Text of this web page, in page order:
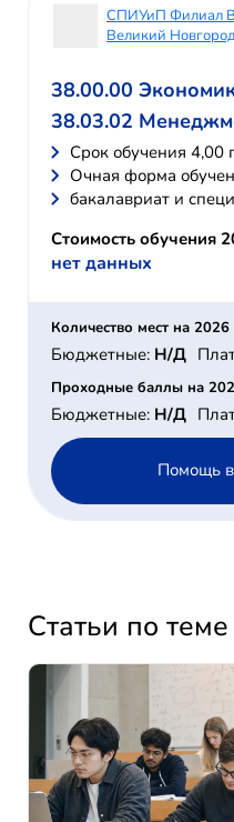
СПИУиП Филиал
Великий
38.00.00
38.03.02
Cрок обучения 4,00
Очная форма
бакалавриат и
Стоимость обучения
нет данных
Количество мест на 2026
Бюджетные: Н/Д
Проходные баллы на
Бюджетные: Н/Д
Помощь
Статьи по теме